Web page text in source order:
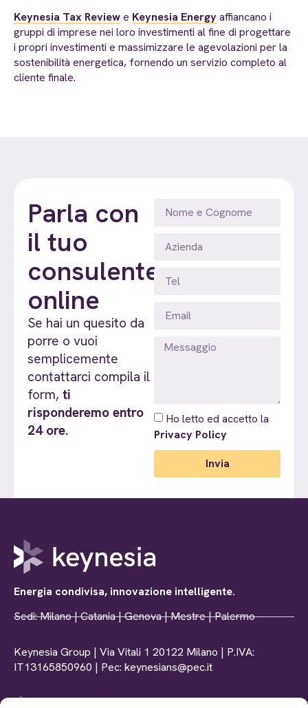
Keynesia Tax Reviewe Keynesia Energyaffiancano i
gruppi di imprese nei loro investimenti al fine di progettare
i propri investimenti e massimizzare le agevolazioni per la
sostenibilità energetica, fornendo un servizio completo al
cliente finale.
Parla con
il tuo
consulente
online
Se hai un quesito da
porre o vuoi
semplicemente
contattarci compila il
form, ti
risponderemo entro
24 ore.
Ho letto ed accetto la
Privacy Policy
Invia
Energia condivisa, innovazione intelligente.
Sedi: Milano | Catania | Genova | Mestre | Palermo
Keynesia Group | Via Vitali 1 20122 Milano | P.IVA:
IT13165850960 | Pec: keynesians@pec.it